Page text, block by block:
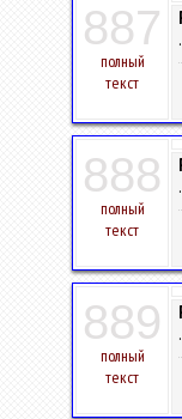
887
полный
текст
888
полный
текст
889
полный
текст